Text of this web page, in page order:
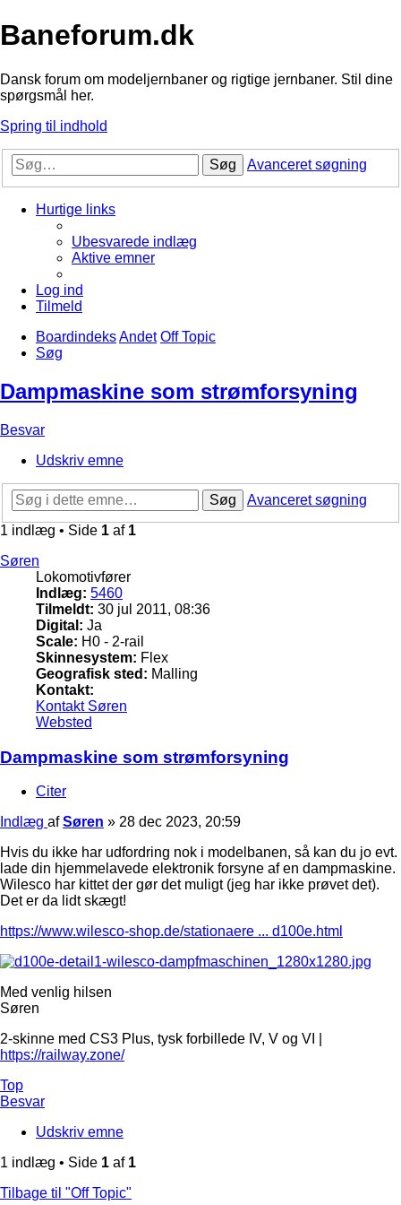
Baneforum.dk
Dansk forum om modeljernbaner og rigtige jernbaner. Stil dine
spørgsmål her.
Spring til indhold
Søg Avanceret søgning
Hurtige links
Ubesvarede indlæg
Aktive emner
Log ind
Tilmeld
BoardindeksAndet Off Topic
Søg
Dampmaskine som strømforsyning
Besvar
Udskriv emne
Søg
Avanceret søgning
1 indlæg • Side 1 af 1
Søren
Lokomotivfører
Indlæg: 5460
Tilmeldt: 30 jul 2011, 08:36
Digital: Ja
Scale: H0 - 2-rail
Skinnesystem: Flex
Geografisk sted: Malling
Kontakt:
Kontakt Søren
Websted
Dampmaskine som strømforsyning
Citer
Indlæg afSøren » 28 dec 2023, 20:59
Hvis du ikke har udfordring nok i modelbanen, så kan du jo evt.
lade din hjemmelavede elektronik forsyne af en dampmaskine.
Wilesco har kittet der gør det muligt (jeg har ikke prøvet det).
Det er da lidt skægt!
https://www.wilesco-shop.de/stationaere ... d100e.html
Med venlig hilsen
Søren
2-skinne med CS3 Plus, tysk forbillede IV, V og VI |
https://railway.zone/
Top
Besvar
Udskriv emne
1 indlæg • Side 1 af 1
Tilbage til "Off Topic"